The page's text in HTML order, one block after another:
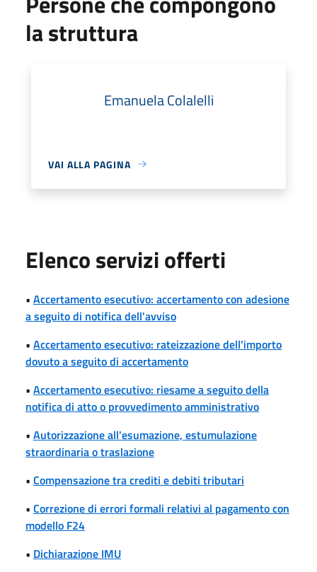
la struttura
Emanuela Colalelli
VAI ALLA PAGINA
Elenco servizi offerti
• Accertamento esecutivo: accertamento con adesione
a seguito di notifica dell'avviso
• Accertamento esecutivo: rateizzazione dell'importo
dovuto a seguito di accertamento
• Accertamento esecutivo: riesame a seguito della
notifica di atto o provvedimento amministrativo
• Autorizzazione all'esumazione, estumulazione
straordinaria o traslazione
• Compensazione tra crediti e debiti tributari
• Correzione di errori formali relativi al pagamento con
modello F24
• Dichiarazione IMU